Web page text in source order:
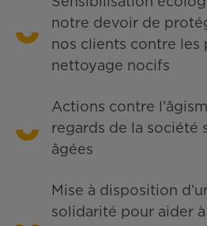
notre devoir de
nos clients contre les
nettoyage nocifs
Actions contre
regards de la société
âgées
Mise à disposition
solidarité pour aider